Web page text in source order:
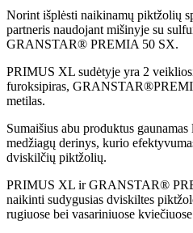
Norint išplėsti naikinamų piktžolių
partneris naudojant mišinyje su
GRANSTAR® PREMIA 50 SX.
PRIMUS XL sudėtyje yra 2
furoksipiras,
metilas.
Sumaišius abu produktus
medžiagų derinys, kurio
dviskilčių piktžolių.
PRIMUS XL ir GRANSTAR®
naikinti sudygusias dviskiltes
rugiuose bei vasariniuose